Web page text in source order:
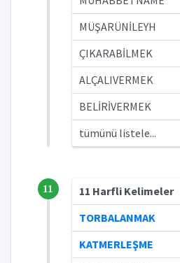
MÜŞARÜNİLEYH
ÇIKARABİLMEK
ALÇALIVERMEK
BELİRİVERMEK
tümünü listele...
11
11 Harfli Kelimeler
TORBALANMAK
KATMERLEŞME